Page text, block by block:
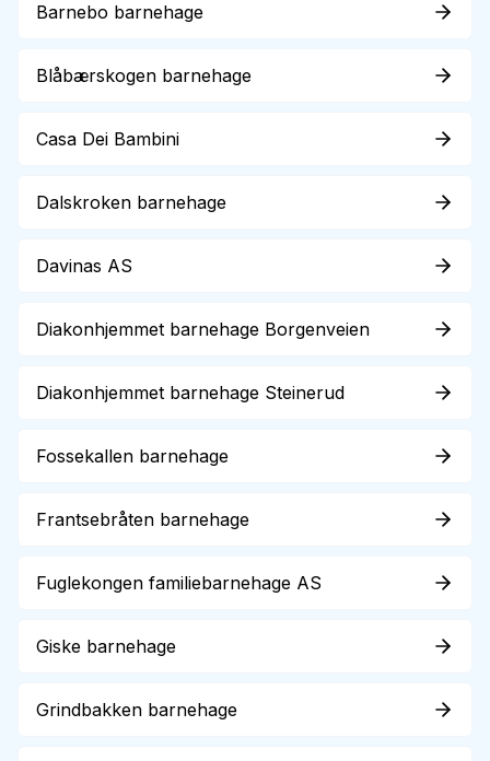
Barnebo barnehage
Blåbærskogen barnehage
Casa Dei Bambini
Dalskroken barnehage
Davinas AS
Diakonhjemmet barnehage Borgenveien
Diakonhjemmet barnehage Steinerud
Fossekallen barnehage
Frantsebråten barnehage
Fuglekongen familiebarnehage AS
Giske barnehage
Grindbakken barnehage